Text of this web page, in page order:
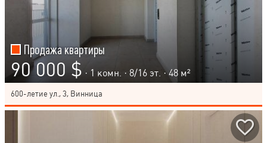
Продажа квартиры
90 000 $ · 1 комн. · 8/16 эт. · 48 м²
600-летие ул., 3, Винница